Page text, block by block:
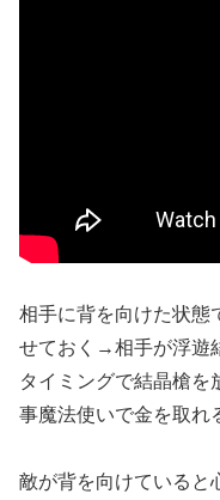
相手に背を向けた状態
せておく→相手が浮遊
タイミングで結晶槍を
事魔法使いで金を取れ
敵が背を向けていると